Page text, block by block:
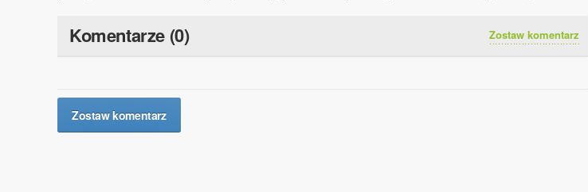
Komentarze (0) Zostaw komentarz
Zostaw komentarz